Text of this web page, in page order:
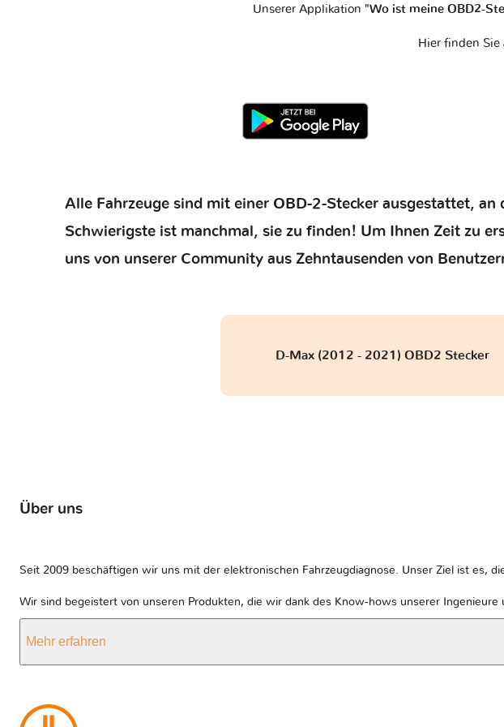
Unserer Applikation "Wo ist meine OBD2-
Hier finden Sie
Alle Fahrzeuge sind mit einer OBD-2-Stecker ausgestattet,
Schwierigste ist manchmal, sie zu finden! Um Ihnen Zeit zu
uns von unserer Community aus Zehntausenden von
D-Max (2012 - 2021) OBD2 Stecker
Über uns
Seit 2009 beschäftigen wir uns mit der elektronischen Fahrzeugdiagnose. Unser Ziel ist es,
Wir sind begeistert von unseren Produkten, die wir dank des Know-hows unserer
Mehr erfahren